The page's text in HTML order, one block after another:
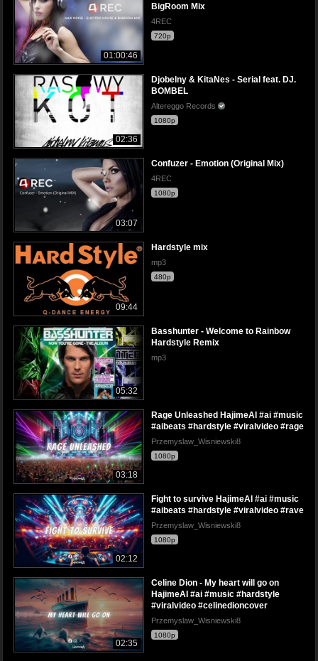
01:00:46
BigRoom Mix
4REC
720p
02:36
Djobelny & KitaNes - Serial feat. DJ.
BOMBEL
Altereggo Records
1080p
03:07
Confuzer - Emotion (Original Mix)
4REC
1080p
09:44
Hardstyle mix
mp3
480p
05:32
Basshunter - Welcome to Rainbow
Hardstyle Remix
mp3
03:18
Rage Unleashed HajimeAI #ai #music
#aibeats #hardstyle #viralvideo #rage
Przemyslaw_Wisniewski8
1080p
02:12
Fight to survive HajimeAI #ai #music
#aibeats #hardstyle #viralvideo #rave
Przemyslaw_Wisniewski8
1080p
02:35
Celine Dion - My heart will go on
HajimeAI #ai #music #hardstyle
#viralvideo #celinedioncover
Przemyslaw_Wisniewski8
1080p